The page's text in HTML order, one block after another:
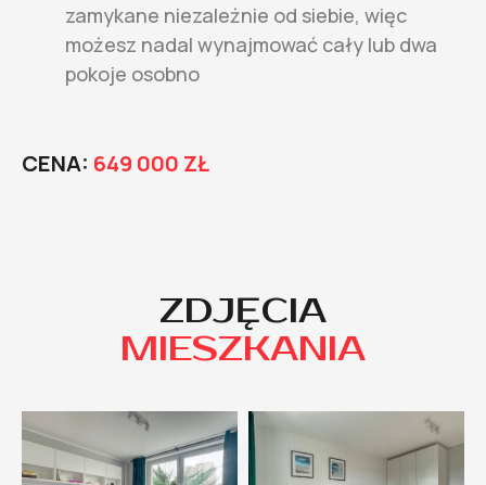
zamykane niezależnie od siebie, więc
możesz nadal wynajmować cały lub dwa
pokoje osobno
CENA: 649 000 ZŁ
ZDJĘCIA
MIESZKANIA